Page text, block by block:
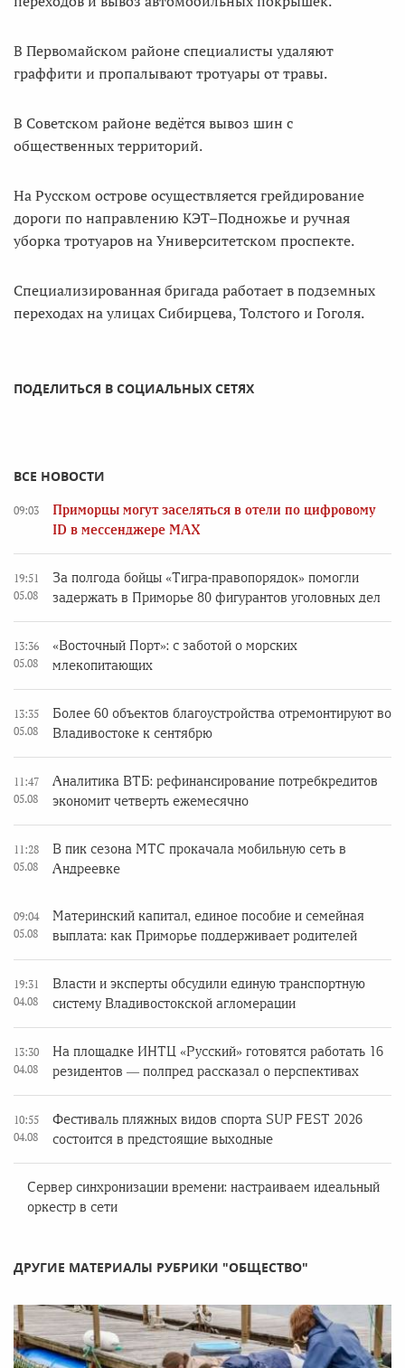
В Первомайском районе специалисты удаляют
граффити и пропалывают тротуары от травы.
В Советском районе ведётся вывоз шин с
общественных территорий.
На Русском острове осуществляется грейдирование
дороги по направлению КЭТ–Подножье и ручная
уборка тротуаров на Университетском проспекте.
Специализированная бригада работает в подземных
переходах на улицах Сибирцева, Толстого и Гоголя.
ПОДЕЛИТЬСЯ В СОЦИАЛЬНЫХ СЕТЯХ
ВСЕ НОВОСТИ
09:03
Приморцы могут заселяться в отели по цифровому
ID в мессенджере MAX
19:51
05.08
За полгода бойцы «Тигра-правопорядок» помогли
задержать в Приморье 80 фигурантов уголовных дел
13:36
05.08
«Восточный Порт»: с заботой о морских
млекопитающих
13:35
05.08
Более 60 объектов благоустройства отремонтируют во
Владивостоке к сентябрю
11:47
05.08
Аналитика ВТБ: рефинансирование потребкредитов
экономит четверть ежемесячно
11:28
05.08
В пик сезона МТС прокачала мобильную сеть в
Андреевке
09:04
05.08
Материнский капитал, единое пособие и семейная
выплата: как Приморье поддерживает родителей
19:31
04.08
Власти и эксперты обсудили единую транспортную
систему Владивостокской агломерации
13:30
04.08
На площадке ИНТЦ «Русский» готовятся работать 16
резидентов — полпред рассказал о перспективах
10:55
04.08
Фестиваль пляжных видов спорта SUP FEST 2026
состоится в предстоящие выходные
Сервер синхронизации времени: настраиваем идеальный
оркестр в сети
ДРУГИЕ МАТЕРИАЛЫ РУБРИКИ "ОБЩЕСТВО"